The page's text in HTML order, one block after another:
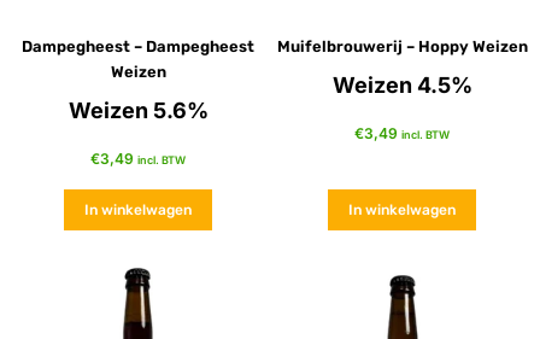
Dampegheest – Dampegheest
Weizen
Weizen 5.6%
€3,49 incl. BTW
In winkelwagen
Muifelbrouwerij – Hoppy Weizen
Weizen 4.5%
€3,49 incl. BTW
In winkelwagen